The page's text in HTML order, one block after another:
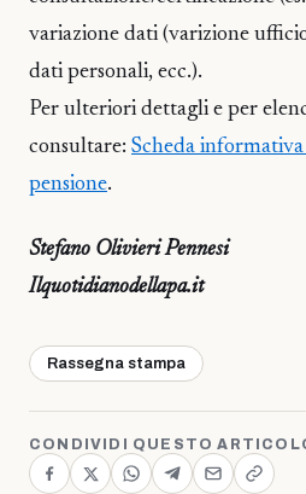
variazione dati (varizione
dati personali, ecc.).
Per ulteriori dettagli e per
consultare: Scheda
pensione.
Stefano Olivieri Pennesi
Ilquotidianodellapa.it
Rassegna stampa
CONDIVIDI QUESTO